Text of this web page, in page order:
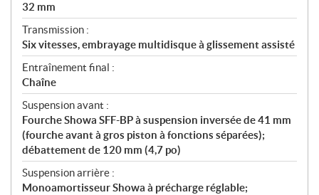
32 mm
Transmission :
Six vitesses, embrayage multidisque à glissement assisté
Entraînement final :
Chaîne
Suspension avant :
Fourche Showa SFF-BP à suspension inversée de 41 mm
(fourche avant à gros piston à fonctions séparées);
débattement de 120 mm (4,7 po)
Suspension arrière :
Monoamortisseur Showa à précharge réglable;